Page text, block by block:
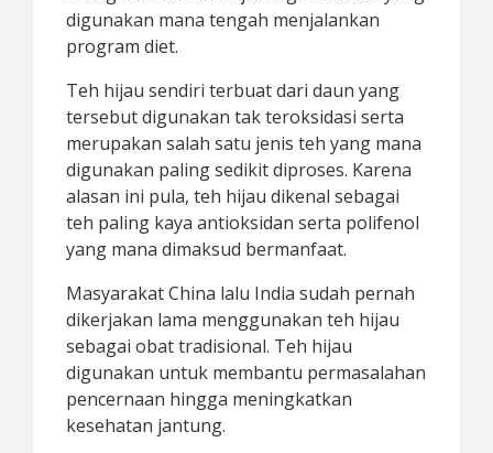
digunakan mana tengah menjalankan
program diet.
Teh hijau sendiri terbuat dari daun yang
tersebut digunakan tak teroksidasi serta
merupakan salah satu jenis teh yang mana
digunakan paling sedikit diproses. Karena
alasan ini pula, teh hijau dikenal sebagai
teh paling kaya antioksidan serta polifenol
yang mana dimaksud bermanfaat.
Masyarakat China lalu India sudah pernah
dikerjakan lama menggunakan teh hijau
sebagai obat tradisional. Teh hijau
digunakan untuk membantu permasalahan
pencernaan hingga meningkatkan
kesehatan jantung.